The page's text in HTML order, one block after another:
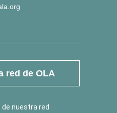
red de OLA
nuestra red